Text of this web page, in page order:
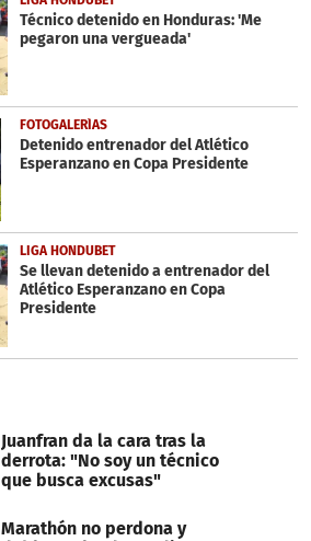
Técnico detenido en Honduras: 'Me
pegaron una vergueada'
FOTOGALERÍAS
Detenido entrenador del Atlético
Esperanzano en Copa Presidente
LIGA HONDUBET
Se llevan detenido a entrenador del
Atlético Esperanzano en Copa
Presidente
Juanfran da la cara tras la
derrota: "No soy un técnico
que busca excusas"
Marathón no perdona y